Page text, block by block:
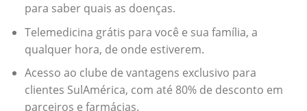
para saber quais as doenças.
Telemedicina grátis para você e sua família, a
qualquer hora, de onde estiverem.
Acesso ao clube de vantagens exclusivo para
clientes SulAmérica, com até 80% de desconto em
parceiros e farmácias.